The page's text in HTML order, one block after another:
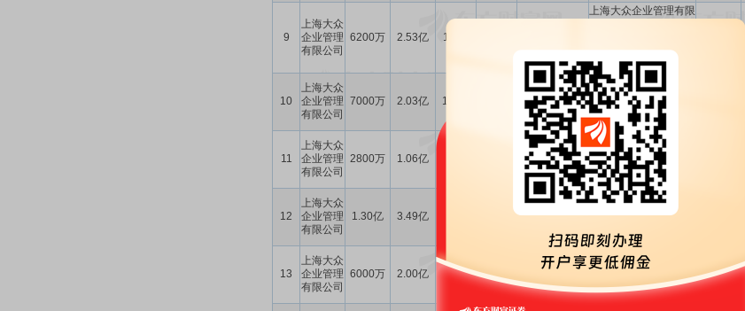
9
上海大众
企业管理
有限公司
6200万 2.53亿 11.14
公司长宁支行
上海大众企业管理有限
司长宁支行用于偿还债
务
10
上海大众
企业管理
有限公司
7000万 2.03亿 12.58
上海银行股份
有限公司徐汇
支行
上海大众企业管理有限
公司质押股份给上海银
行股份有限公司徐汇支
行用于偿还债务
11
上海大众
企业管理
有限公司
2800万 1.06亿
上海银行股份
有限公司徐汇
支行
上海大众企业管理有限
公司质押股份给上海银
行股份有限公司徐汇支
行用于偿还债务
12
上海大众
企业管理
有限公司
1.30亿 3.49亿
中国光大银行
股份有限公司
上海大众企业管理有限
公司质押股份给中国光
海分行用于偿还债务
13
上海大众
企业管理
有限公司
6000万 2.00亿 10.79 2.03
华夏银行股份
分行
上海大众企业管理有限
公司质押股份给华夏银
行股份有限公司上海分
行用于偿还债务
-